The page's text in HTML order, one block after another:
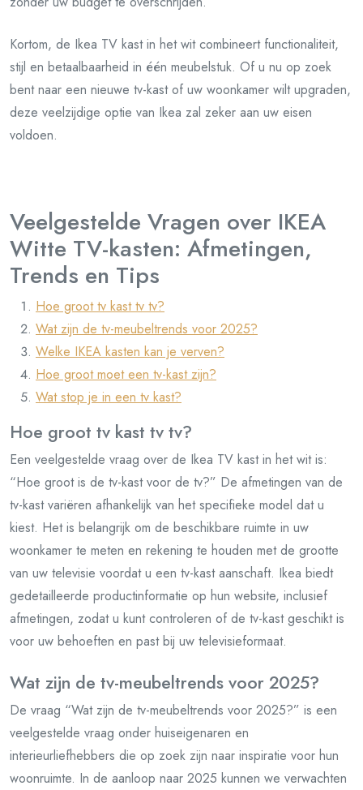
Kortom, de Ikea TV kast in het wit combineert functionaliteit,
stijl en betaalbaarheid in één meubelstuk. Of u nu op zoek
bent naar een nieuwe tv-kast of uw woonkamer wilt upgraden,
deze veelzijdige optie van Ikea zal zeker aan uw eisen
voldoen.
Veelgestelde Vragen over IKEA
Witte TV-kasten: Afmetingen,
Trends en Tips
Hoe groot tv kast tv tv?
Wat zijn de tv-meubeltrends voor 2025?
Welke IKEA kasten kan je verven?
Hoe groot moet een tv-kast zijn?
Wat stop je in een tv kast?
Hoe groot tv kast tv tv?
Een veelgestelde vraag over de Ikea TV kast in het wit is:
“Hoe groot is de tv-kast voor de tv?” De afmetingen van de
tv-kast variëren afhankelijk van het specifieke model dat u
kiest. Het is belangrijk om de beschikbare ruimte in uw
woonkamer te meten en rekening te houden met de grootte
van uw televisie voordat u een tv-kast aanschaft. Ikea biedt
gedetailleerde productinformatie op hun website, inclusief
afmetingen, zodat u kunt controleren of de tv-kast geschikt is
voor uw behoeften en past bij uw televisieformaat.
Wat zijn de tv-meubeltrends voor 2025?
De vraag “Wat zijn de tv-meubeltrends voor 2025?” is een
veelgestelde vraag onder huiseigenaren en
interieurliefhebbers die op zoek zijn naar inspiratie voor hun
woonruimte. In de aanloop naar 2025 kunnen we verwachten